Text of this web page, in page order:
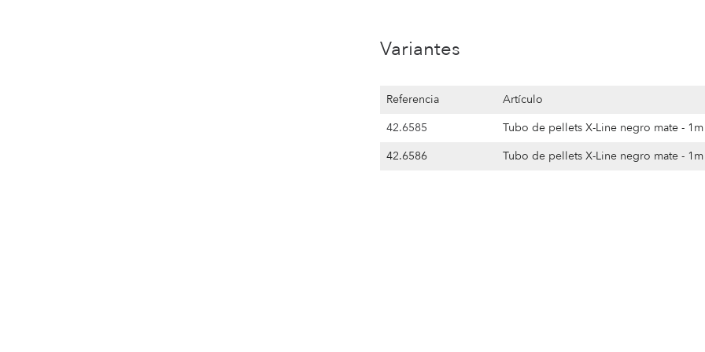
Variantes
Referencia
Artículo
42.6585
Tubo de pellets X-Line negro mate -
42.6586
Tubo de pellets X-Line negro mate -